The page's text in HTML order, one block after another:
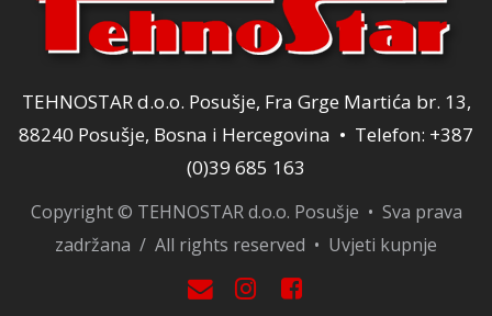
TEHNOSTAR d.o.o. Posušje, Fra Grge Martića br. 13,
88240 Posušje, Bosna i Hercegovina • Telefon: +387
(0)39 685 163
Copyright © TEHNOSTAR d.o.o. Posušje • Sva prava
zadržana / All rights reserved • Uvjeti kupnje